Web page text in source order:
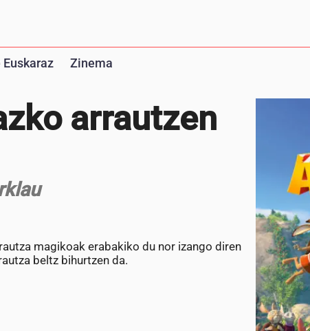
Euskaraz Zinema
arrautzen
magikoak erabakiko du nor izango diren
beltz bihurtzen da.